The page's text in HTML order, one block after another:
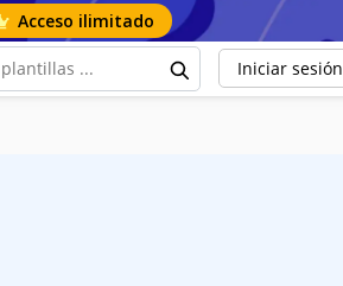
Acceso ilimitado
Iniciar sesión